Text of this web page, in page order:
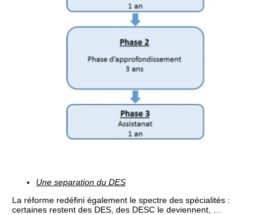
Une separation du DES
La réforme redéfini également le spectre des spécialités :
certaines restent des DES, des DESC le deviennent, …